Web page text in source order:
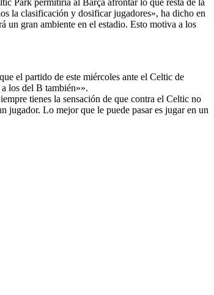
la clasificación y dosificar jugadores», ha dicho en
un gran ambiente en el estadio. Esto motiva a los
el partido de este miércoles ante el Celtic de
los del B también»».
tienes la sensación de que contra el Celtic no
jugador. Lo mejor que le puede pasar es jugar en un